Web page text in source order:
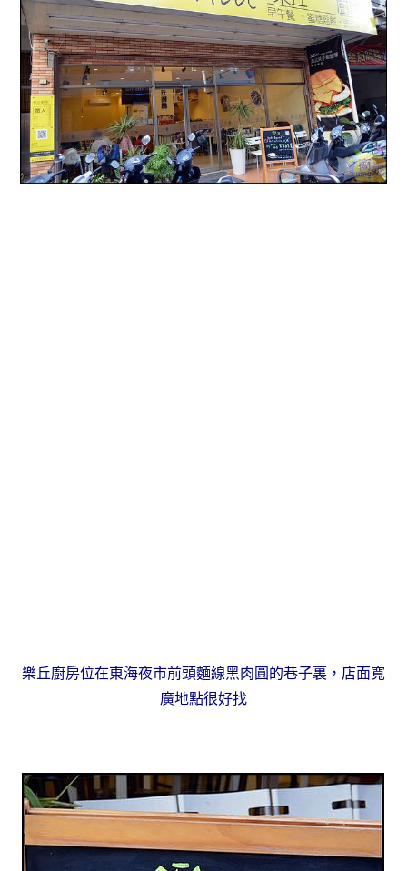
樂丘廚房位在東海夜市前頭麵線黑肉圓的巷子裏，店面寬
廣地點很好找